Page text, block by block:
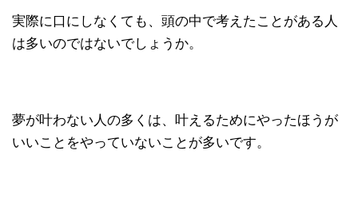
実際に口にしなくても、頭の中で考えたことがある人
は多いのではないでしょうか。
夢が叶わない人の多くは、叶えるためにやったほうが
いいことをやっていないことが多いです。